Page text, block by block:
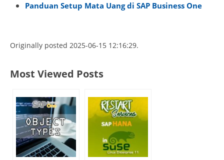
Panduan Setup Mata Uang di SAP Business One
Originally posted 2025-06-15 12:16:29.
Most Viewed Posts